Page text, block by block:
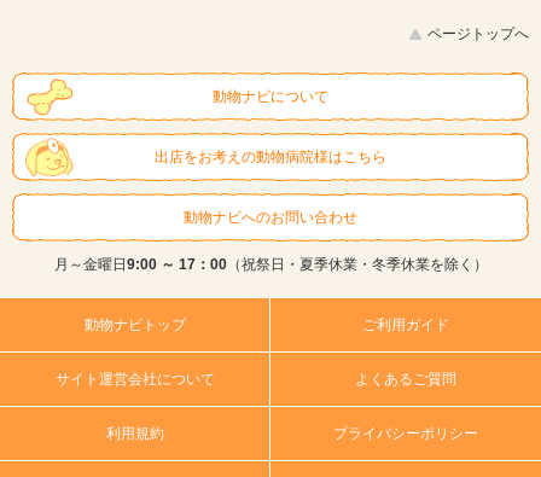
ページトップへ
動物ナビについて
出店をお考えの動物病院様はこちら
動物ナビへのお問い合わせ
月～金曜日 9:00 ～ 17：00（祝祭日・夏季休業・冬季休業を除く）
動物ナビトップ ご利用ガイド
サイト運営会社について よくあるご質問
利用規約 プライバシーポリシー